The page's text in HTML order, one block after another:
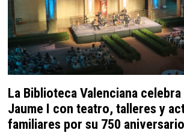
La Biblioteca Valenciana
Jaume I con teatro, talleres y
familiares por su 750 aniversario